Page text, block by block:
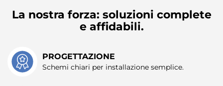
La nostra forza: soluzioni complete
e affidabili.
PROGETTAZIONE
Schemi chiari per installazione semplice.